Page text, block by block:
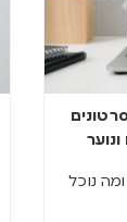
נוכל